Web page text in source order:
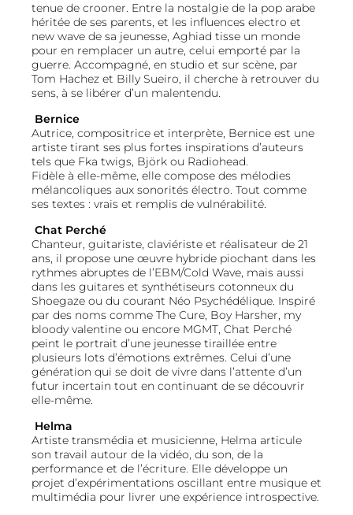
tenue de crooner. Entre la nostalgie de la pop arabe
héritée de ses parents, et les influences electro et
new wave de sa jeunesse, Aghiad tisse un monde
pour en remplacer un autre, celui emporté par la
guerre. Accompagné, en studio et sur scène, par
Tom Hachez et Billy Sueiro, il cherche à retrouver du
sens, à se libérer d’un malentendu.
Bernice
Autrice, compositrice et interprète, Bernice est une
artiste tirant ses plus fortes inspirations d’auteurs
tels que Fka twigs, Björk ou Radiohead.
Fidèle à elle-même, elle compose des mélodies
mélancoliques aux sonorités électro. Tout comme
ses textes : vrais et remplis de vulnérabilité.
Chat Perché
Chanteur, guitariste, claviériste et réalisateur de 21
ans, il propose une œuvre hybride piochant dans les
rythmes abruptes de l’EBM/Cold Wave, mais aussi
dans les guitares et synthétiseurs cotonneux du
Shoegaze ou du courant Néo Psychédélique. Inspiré
par des noms comme The Cure, Boy Harsher, my
bloody valentine ou encore MGMT, Chat Perché
peint le portrait d’une jeunesse tiraillée entre
plusieurs lots d’émotions extrêmes. Celui d’une
génération qui se doit de vivre dans l’attente d’un
futur incertain tout en continuant de se découvrir
elle-même.
Helma
Artiste transmédia et musicienne, Helma articule
son travail autour de la vidéo, du son, de la
performance et de l’écriture. Elle développe un
projet d’expérimentations oscillant entre musique et
multimédia pour livrer une expérience introspective.